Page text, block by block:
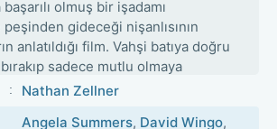
olmuş bir işadamı
gideceği nişanlısının
anlatıldığı film. Vahşi batıya doğru
sadece mutlu olmaya
macerası sizlerle.
Nathan Zellner
Angela Summers, David Wingo,